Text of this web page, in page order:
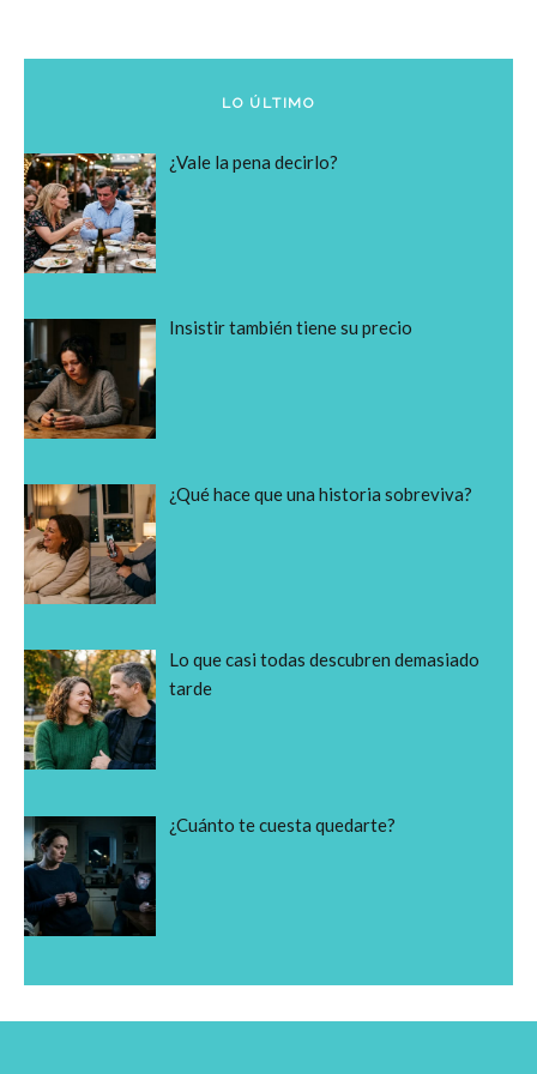
LO ÚLTIMO
¿Vale la pena decirlo?
Insistir también tiene su precio
¿Qué hace que una historia sobreviva?
Lo que casi todas descubren demasiado
tarde
¿Cuánto te cuesta quedarte?